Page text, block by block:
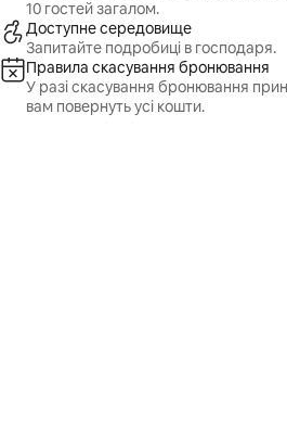
10 гостей загалом.
Доступне середовище
Запитайте подробиці в господаря.
Правила скасування бронювання
У разі скасування бронювання
вам повернуть усі кошти.